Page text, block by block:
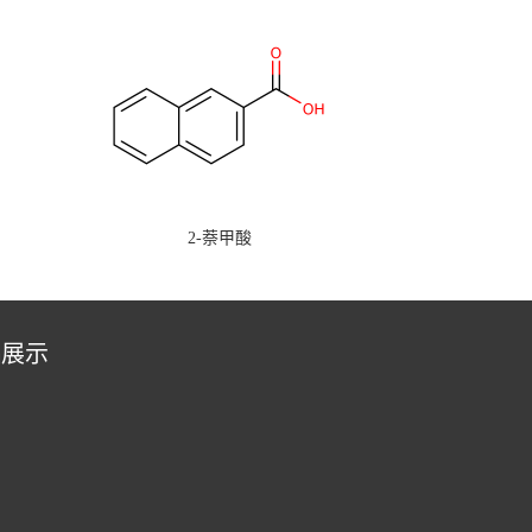
2-萘甲酸
示